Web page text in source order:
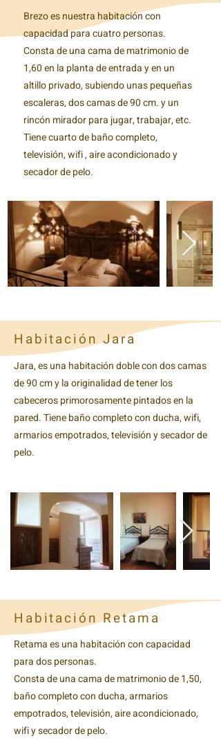
Brezo es nuestra habitación con
capacidad para cuatro personas.
Consta de una cama de matrimonio de
1,60 en la planta de entrada y en un
altillo privado, subiendo unas pequeñas
escaleras, dos camas de 90 cm. y un
rincón mirador para jugar, trabajar, etc.
Tiene cuarto de baño completo,
televisión, wifi , aire acondicionado y
secador de pelo.
Habitación Jara
Jara, es una habitación doble con dos camas
de 90 cm y la originalidad de tener los
cabeceros primorosamente pintados en la
pared. Tiene baño completo con ducha, wifi,
armarios empotrados, televisión y secador de
pelo.
Habitación Retama
Retama es una habitación con capacidad
para dos personas.
Consta de una cama de matrimonio de 1,50,
baño completo con ducha, armarios
empotrados, televisión, aire acondicionado,
wifi y secador de pelo.